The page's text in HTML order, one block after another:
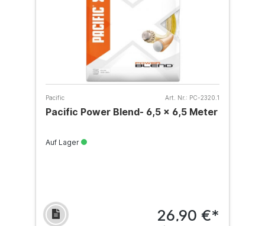
Pacific Art. Nr.: PC-2320.1
Pacific Power Blend- 6,5 x 6,5 Meter
Auf Lager
26,90 €*